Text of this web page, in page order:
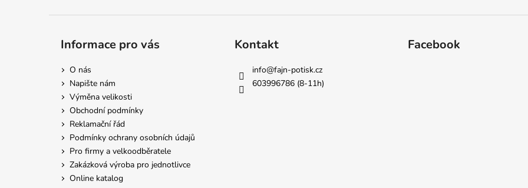
Informace pro vás
O nás
Napište nám
Výměna velikosti
Obchodní podmínky
Reklamační řád
Podmínky ochrany osobních údajů
Pro firmy a velkoodběratele
Zakázková výroba pro jednotlivce
Online katalog
Kontakt
info@fajn-potisk.cz
603996786 (8-11h)
Facebook